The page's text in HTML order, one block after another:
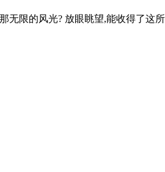
无限的风光? 放眼眺望,能收得了这